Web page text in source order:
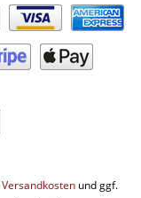
Versandkosten und ggf.